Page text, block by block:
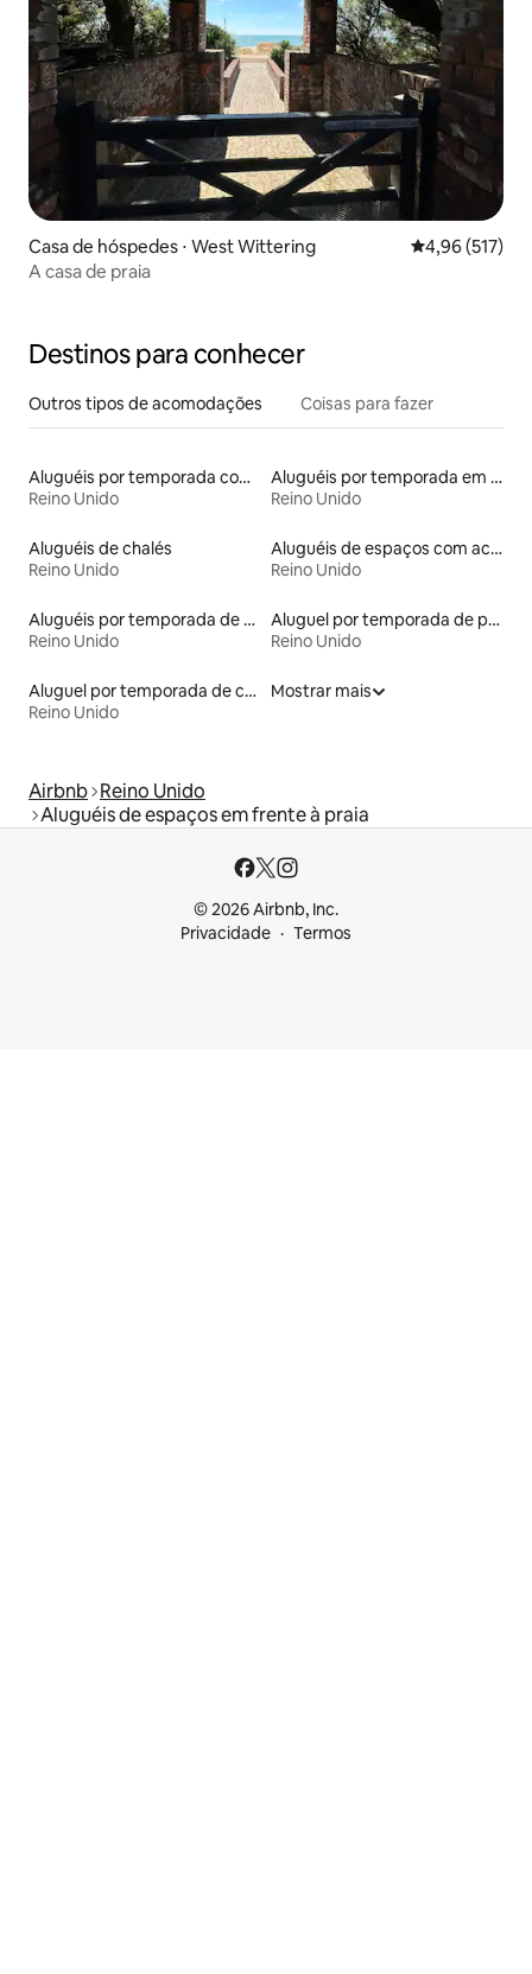
Casa de hóspedes ⋅ West Wittering 4,96 de uma
4,96 (517)
A casa de praia
Destinos para conhecer
Outros tipos de acomodações Coisas para fazer
Aluguéis por temporada com banheira de hidromassagem
Reino Unido
Aluguéis por temporada em albergue
Reino Unido
Aluguéis de chalés
Reino Unido
Aluguéis de espaços com acesso direto a pistas de esqui
Reino Unido
Aluguéis por temporada de acomodações de luxo
Reino Unido
Aluguel por temporada de prédios religiosos
Reino Unido
Aluguel por temporada de cavernas
Reino Unido
Mostrar mais
Airbnb Reino Unido
Aluguéis de espaços em frente à praia
© 2026 Airbnb, Inc.
Privacidade
Termos